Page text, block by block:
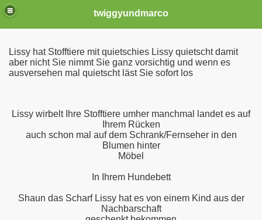
twiggyundmarco
Lissy hat Stofftiere mit quietschies Lissy quietscht damit
aber nicht Sie nimmt Sie ganz vorsichtig und wenn es
ausversehen mal quietscht läst Sie sofort los
Lissy wirbelt Ihre Stofftiere umher manchmal landet es auf
Ihrem Rücken
auch schon mal auf dem Schrank/Fernseher in den
Blumen hinter
Möbel
In Ihrem Hundebett
Shaun das Scharf Lissy hat es von einem Kind aus der
Nachbarschaft
01.04.2014